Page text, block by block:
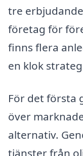
tre
företag för
finns flera
en klok
För det första
över
alternativ.
tjänster från